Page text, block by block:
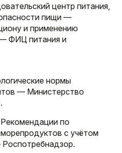
центр питания,
пищи —
и применению
ФИЦ питания и
нормы
— Министерство
по
с учётом